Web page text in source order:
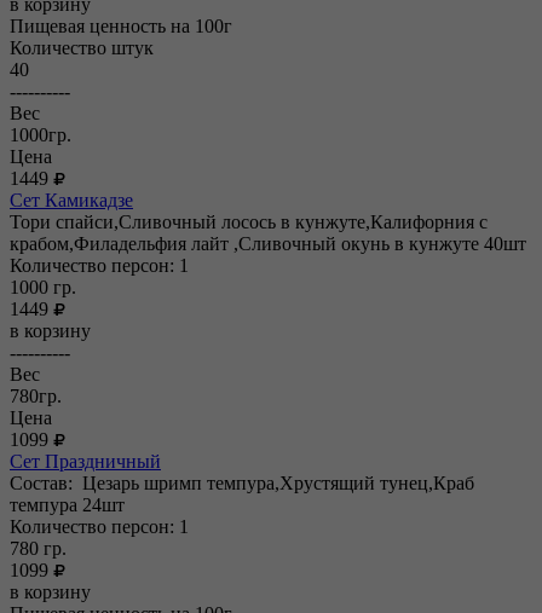
Пищевая ценность на 100г
Количество штук
40
----------
Вес
1000гр.
Цена
1449
Сет Камикадзе
Тори спайси,Сливочный лосось в кунжуте,Калифорния с
крабом,Филадельфия лайт ,Сливочный окунь в кунжуте 40шт
Количество персон: 1
1000 гр.
1449
в корзину
----------
Вес
780гр.
Цена
1099
Сет Праздничный
Состав: Цезарь шримп темпура,Хрустящий тунец,Краб
темпура 24шт
Количество персон: 1
780 гр.
1099
в корзину